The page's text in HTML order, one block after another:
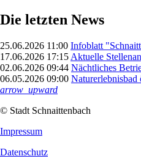
Die letzten News
25.06.2026 11:00 Infoblatt
17.06.2026 17:15 Aktuelle
02.06.2026 09:44 Nächtliches
06.05.2026 09:00 Naturerlebnisbad
arrow_upward
© Stadt Schnaittenbach
Impressum
Datenschutz